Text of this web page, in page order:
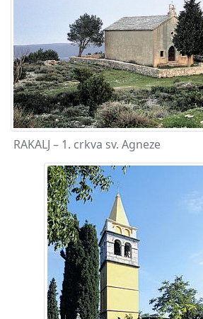
RAKALJ – 1. crkva sv. Agneze